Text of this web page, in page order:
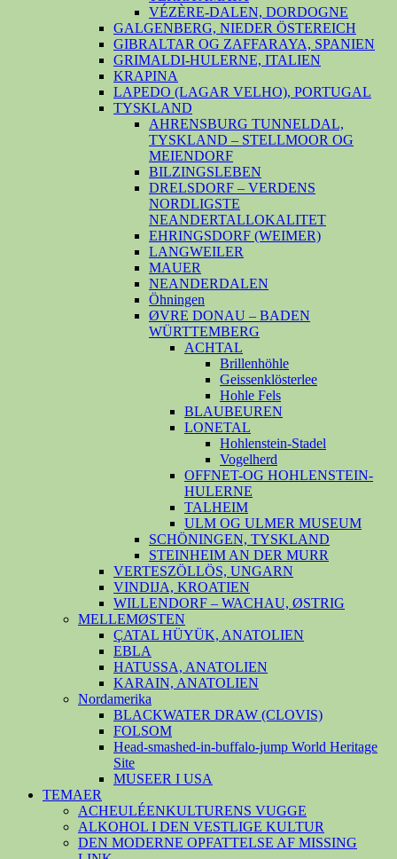
VÉZÈRE-DALEN, DORDOGNE
GALGENBERG, NIEDER ÖSTEREICH
GIBRALTAR OG ZAFFARAYA, SPANIEN
GRIMALDI-HULERNE, ITALIEN
KRAPINA
LAPEDO (LAGAR VELHO), PORTUGAL
TYSKLAND
AHRENSBURG TUNNELDAL,
TYSKLAND – STELLMOOR OG
MEIENDORF
BILZINGSLEBEN
DRELSDORF – VERDENS
NORDLIGSTE
NEANDERTALLOKALITET
EHRINGSDORF (WEIMER)
LANGWEILER
MAUER
NEANDERDALEN
Öhningen
ØVRE DONAU – BADEN
WÜRTTEMBERG
ACHTAL
Brillenhöhle
Geissenklösterlee
Hohle Fels
BLAUBEUREN
LONETAL
Hohlenstein-Stadel
Vogelherd
OFFNET-OG HOHLENSTEIN-
HULERNE
TALHEIM
ULM OG ULMER MUSEUM
SCHÖNINGEN, TYSKLAND
STEINHEIM AN DER MURR
VERTESZÖLLÖS, UNGARN
VINDIJA, KROATIEN
WILLENDORF – WACHAU, ØSTRIG
MELLEMØSTEN
ÇATAL HÜYÜK, ANATOLIEN
EBLA
HATUSSA, ANATOLIEN
KARAIN, ANATOLIEN
Nordamerika
BLACKWATER DRAW (CLOVIS)
FOLSOM
Head-smashed-in-buffalo-jump World Heritage
Site
MUSEER I USA
TEMAER
ACHEULÉENKULTURENS VUGGE
ALKOHOL I DEN VESTLIGE KULTUR
DEN MODERNE OPFATTELSE AF MISSING